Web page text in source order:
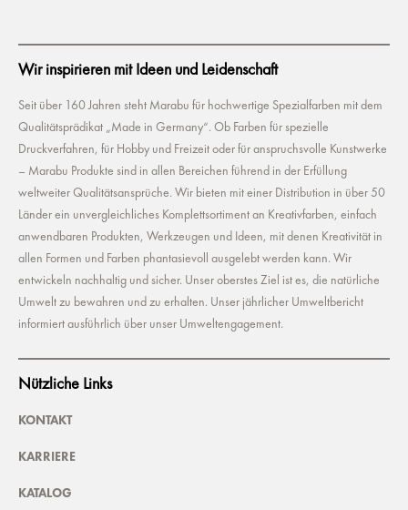
Wir inspirieren mit Ideen und Leidenschaft
Seit über 160 Jahren steht Marabu für hochwertige Spezialfarben mit dem
Qualitätsprädikat „Made in Germany“. Ob Farben für spezielle
Druckverfahren, für Hobby und Freizeit oder für anspruchsvolle Kunstwerke
– Marabu Produkte sind in allen Bereichen führend in der Erfüllung
weltweiter Qualitätsansprüche. Wir bieten mit einer Distribution in über 50
Länder ein unvergleichliches Komplettsortiment an Kreativfarben, einfach
anwendbaren Produkten, Werkzeugen und Ideen, mit denen Kreativität in
allen Formen und Farben phantasievoll ausgelebt werden kann. Wir
entwickeln nachhaltig und sicher. Unser oberstes Ziel ist es, die natürliche
Umwelt zu bewahren und zu erhalten. Unser jährlicher Umweltbericht
informiert ausführlich über unser Umweltengagement.
Nützliche Links
KONTAKT
KARRIERE
KATALOG